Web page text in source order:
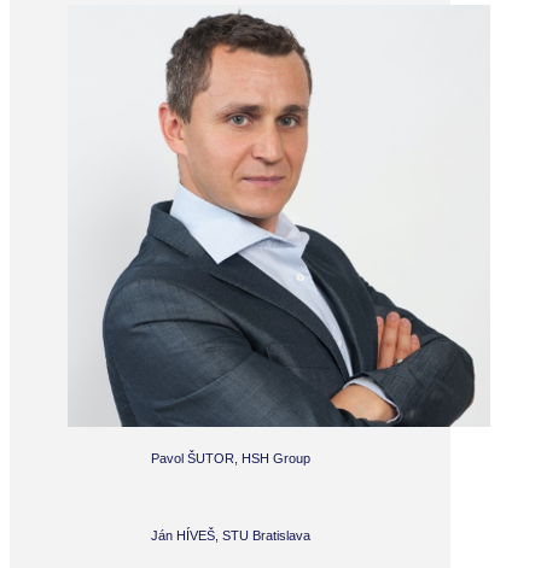
Pavol ŠUTOR, HSH Group
Ján HÍVEŠ, STU Bratislava